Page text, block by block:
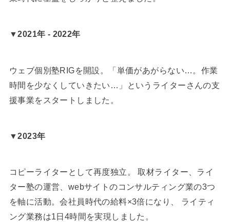
▼2021年 - 2022年
ウェブ個別塾RIGを開設。「単価があがらない…。作業
時間を少なくしていきたい…」というライターさんの支
援事業をスタートしました。
▼2023年
コピーライターとして再度独立。 取材ライター、ライ
ター塾の運営、webサイトのコンサルティング業の3つ
を軸に活動。会社員時代の給料×3倍になり、 ライティ
ング業務は1日4時間を実現しました。